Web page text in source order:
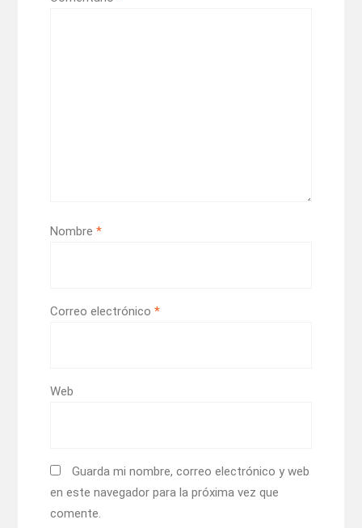
Nombre *
Correo electrónico *
Web
Guarda mi nombre, correo electrónico y web
en este navegador para la próxima vez que
comente.